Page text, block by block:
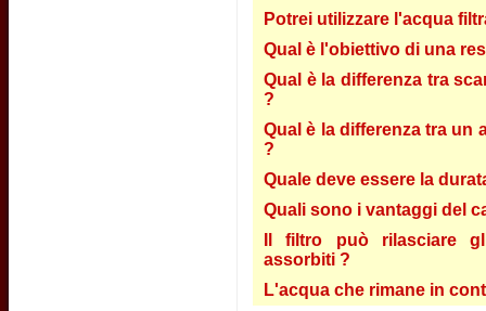
Potrei utilizzare l'acqua
Qual è l'obiettivo di una
Qual è la differenza tra
?
Qual è la differenza tra un
?
Quale deve essere la
Quali sono i vantaggi del
Il filtro può rilasciare
assorbiti ?
L'acqua che rimane in